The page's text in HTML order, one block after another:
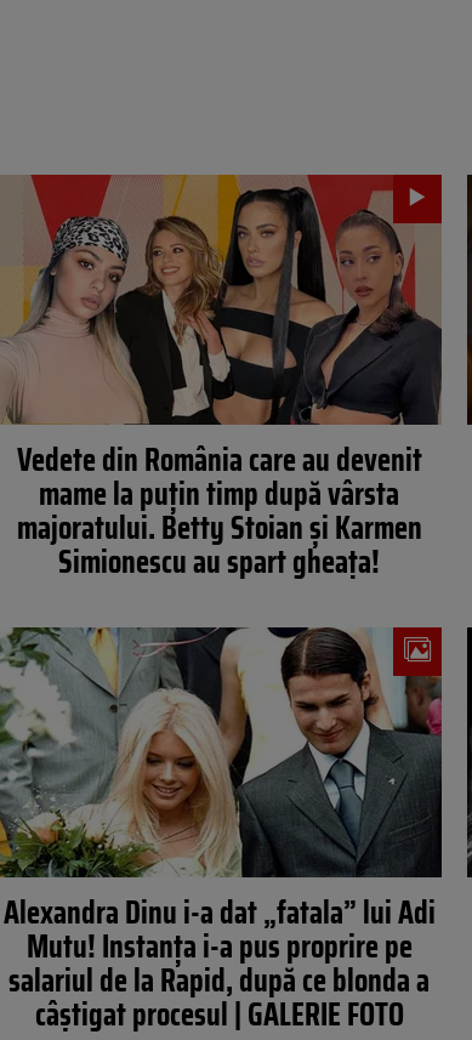
Vedete din România care au devenit
mame la puțin timp după vârsta
majoratului. Betty Stoian și Karmen
Simionescu au spart gheața!
Alexandra Dinu i-a dat „fatala” lui Adi
Mutu! Instanţa i-a pus proprire pe
salariul de la Rapid, după ce blonda a
câştigat procesul | GALERIE FOTO